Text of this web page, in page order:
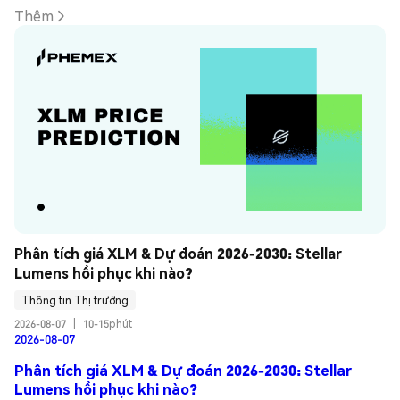
Thêm
Phân tích giá XLM & Dự đoán 2026-2030: Stellar
Lumens hồi phục khi nào?
Thông tin Thị trường
2026-08-07
10-15phút
2026-08-07
Phân tích giá XLM & Dự đoán 2026-2030: Stellar
Lumens hồi phục khi nào?